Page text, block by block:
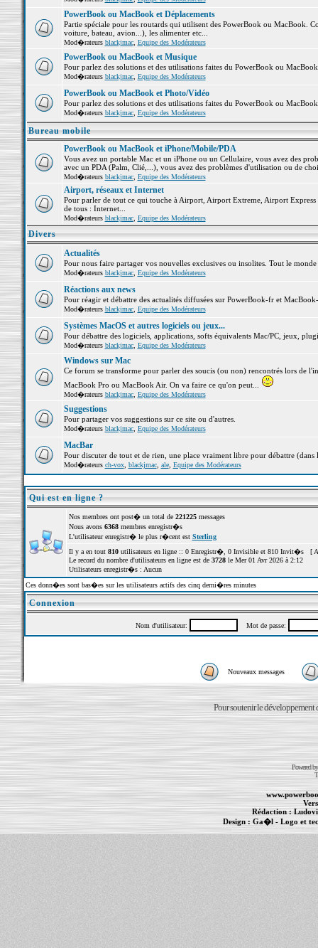
PowerBook ou MacBook et Déplacements
Partie spéciale pour les routards qui utilisent des PowerBook ou MacBook.
voiture, bateau, avion...), les alimenter etc...
Mod�rateurs blackjmac, Equipe des Modérateurs
PowerBook ou MacBook et Musique
Pour parlez des solutions et des utilisations faites du PowerBook ou
Mod�rateurs blackjmac, Equipe des Modérateurs
PowerBook ou MacBook et Photo/Vidéo
Pour parlez des solutions et des utilisations faites du PowerBook ou
Mod�rateurs blackjmac, Equipe des Modérateurs
Bureau mobile
PowerBook ou MacBook et iPhone/Mobile/PDA
Vous avez un portable Mac et un iPhone ou un Cellulaire, vous avez des
avec un PDA (Palm, Clié,...), vous avez des problèmes d'utilisation ou de
Mod�rateurs blackjmac, Equipe des Modérateurs
Airport, réseaux et Internet
Pour parler de tout ce qui touche à Airport, Airport Extreme, Airport
de tous : Internet...
Mod�rateurs blackjmac, Equipe des Modérateurs
Divers
Actualités
Pour nous faire partager vos nouvelles exclusives ou insolites. Tout le
Mod�rateurs blackjmac, Equipe des Modérateurs
Réactions aux news
Pour réagir et débattre des actualités diffusées sur PowerBook-fr et
Mod�rateurs blackjmac, Equipe des Modérateurs
Systèmes MacOS et autres logiciels ou jeux...
Pour débattre des logiciels, applications, softs équivalents Mac/PC, jeux,
Mod�rateurs blackjmac, Equipe des Modérateurs
Windows sur Mac
Ce forum se transforme pour parler des soucis (ou non) rencontrés lors de
MacBook Pro ou MacBook Air. On va faire ce qu'on peut...
Mod�rateurs blackjmac, Equipe des Modérateurs
Suggestions
Pour partager vos suggestions sur ce site ou d'autres.
Mod�rateurs blackjmac, Equipe des Modérateurs
MacBar
Pour discuter de tout et de rien, une place vraiment libre pour débattre (dans
Mod�rateurs ch-vox, blackjmac, ale, Equipe des Modérateurs
Qui est en ligne ?
Nos membres ont post� un total de 221225messages
Nous avons 6368membres enregistr�s
L'utilisateur enregistr� le plus r�cent est Sterling
Il y a en tout 810utilisateurs en ligne :: 0 Enregistr�, 0 Invisible et 810 Invit�s [
Le record du nombre d'utilisateurs en ligne est de 3728le Mer 01 Avr 2026 à 2:12
Utilisateurs enregistr�s : Aucun
Ces donn�es sont bas�es sur les utilisateurs actifs des cinq derni�res minutes
Connexion
Nom d'utilisateur: Mot de passe:
Nouveaux messages
Pour soutenir le développement
Powered
Rédaction :
Design : Ga�l- Logo et